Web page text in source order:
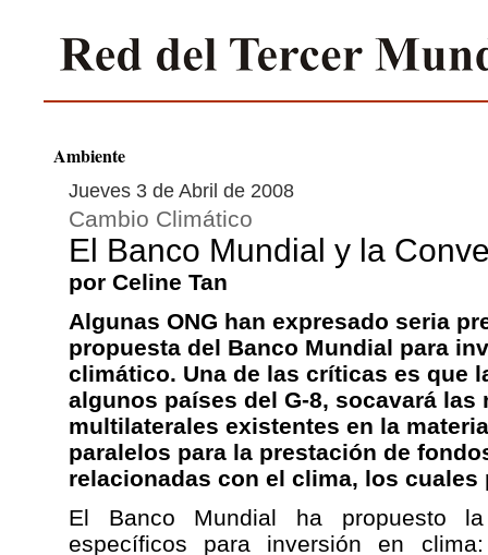
Ambiente
Jueves 3 de Abril de 2008
Cambio Climático
El Banco Mundial y la
por Celine Tan
Algunas ONG han expresado seria
propuesta del Banco Mundial para
climático. Una de las críticas es que
algunos países del G-8, socavará las
multilaterales existentes en la
paralelos para la prestación de
relacionadas con el clima, los
El Banco Mundial ha propuesto
específicos para inversión en